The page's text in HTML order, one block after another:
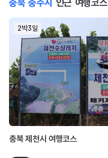
충북 충주시 인근 여행코스
2박3일
충북 제천시 여행코스